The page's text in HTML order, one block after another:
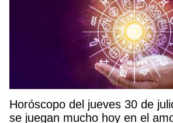
Horóscopo del jueves 30 de
se juegan mucho hoy en el